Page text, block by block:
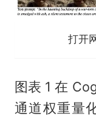
打开
图表 1 在
通道权重量